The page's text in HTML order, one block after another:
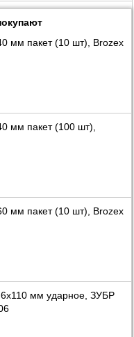
мм пакет (10 шт), Brozex
мм пакет (100 шт),
мм пакет (10 шт), Brozex
мм ударное, ЗУБР